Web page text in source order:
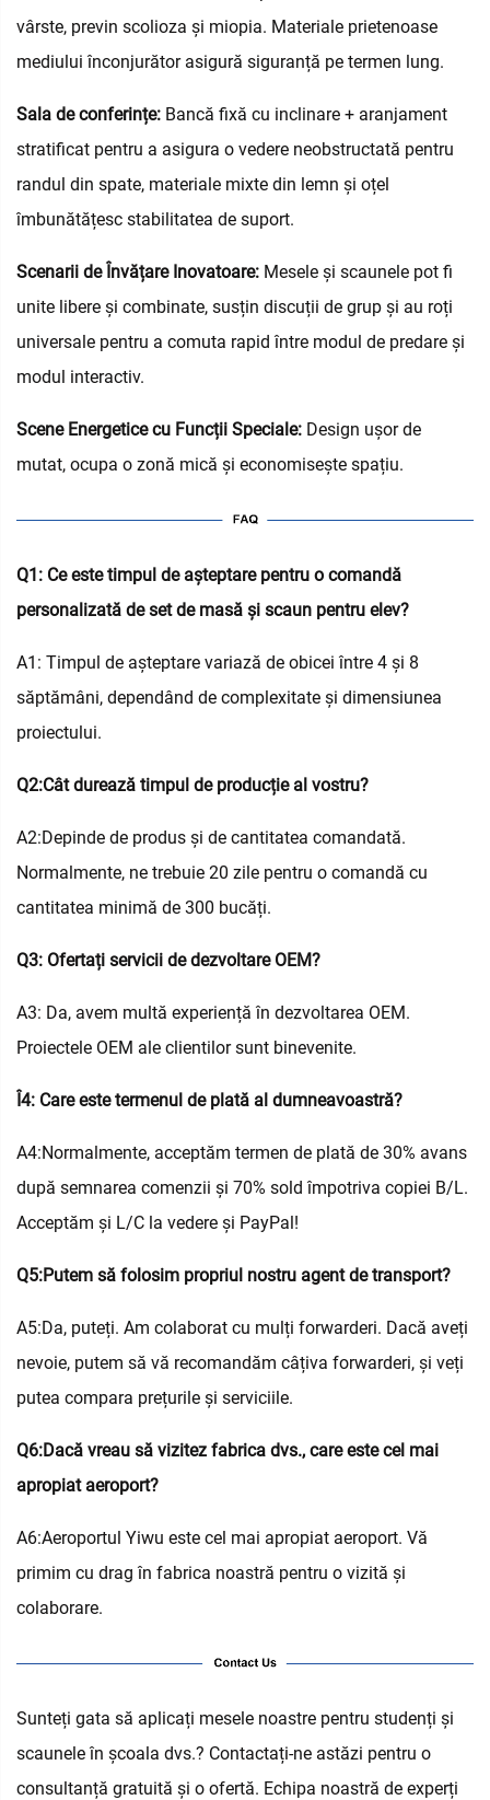
vârste, previn scolioza și miopia. Materiale prietenoase
mediului înconjurător asigură siguranță pe termen lung.
Sala de conferințe: Bancă fixă cu inclinare + aranjament
stratificat pentru a asigura o vedere neobstructată pentru
randul din spate, materiale mixte din lemn și oțel
îmbunătățesc stabilitatea de suport.
Scenarii de Învățare Inovatoare: Mesele și scaunele pot fi
unite libere și combinate, susțin discuții de grup și au roți
universale pentru a comuta rapid între modul de predare și
modul interactiv.
Scene Energetice cu Funcții Speciale: Design ușor de
mutat, ocupa o zonă mică și economisește spațiu.
Q1: Ce este timpul de așteptare pentru o comandă
personalizată de set de masă și scaun pentru elev?
A1: Timpul de așteptare variază de obicei între 4 și 8
săptămâni, dependând de complexitate și dimensiunea
proiectului.
Q2:Cât durează timpul de producție al vostru?
A2:Depinde de produs și de cantitatea comandată.
Normalmente, ne trebuie 20 zile pentru o comandă cu
cantitatea minimă de 300 bucăți.
Q3: Ofertați servicii de dezvoltare OEM?
A3: Da, avem multă experiență în dezvoltarea OEM.
Proiectele OEM ale clientilor sunt binevenite.
Î4: Care este termenul de plată al dumneavoastră?
A4:Normalmente, acceptăm termen de plată de 30% avans
după semnarea comenzii și 70% sold împotriva copiei B/L.
Acceptăm și L/C la vedere și PayPal!
Q5:Putem să folosim propriul nostru agent de transport?
A5:Da, puteți. Am colaborat cu mulți forwarderi. Dacă aveți
nevoie, putem să vă recomandăm câțiva forwarderi, și veți
putea compara prețurile și serviciile.
Q6:Dacă vreau să vizitez fabrica dvs., care este cel mai
apropiat aeroport?
A6:Aeroportul Yiwu este cel mai apropiat aeroport. Vă
primim cu drag în fabrica noastră pentru o vizită și
colaborare.
Sunteți gata să aplicați mesele noastre pentru studenți și
scaunele în școala dvs.? Contactați-ne astăzi pentru o
consultanță gratuită și o ofertă. Echipa noastră de experți